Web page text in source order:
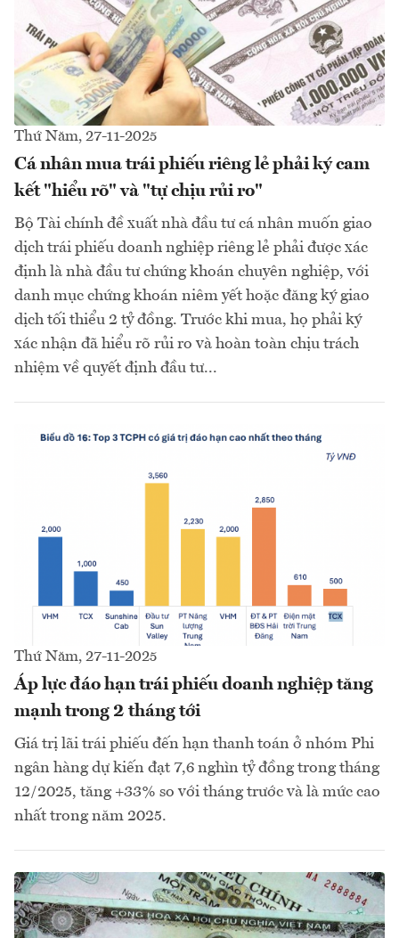
Thứ Năm, 27-11-2025
Cá nhân mua trái phiếu riêng lẻ phải ký cam
kết "hiểu rõ" và "tự chịu rủi ro"
Bộ Tài chính đề xuất nhà đầu tư cá nhân muốn giao
dịch trái phiếu doanh nghiệp riêng lẻ phải được xác
định là nhà đầu tư chứng khoán chuyên nghiệp, với
danh mục chứng khoán niêm yết hoặc đăng ký giao
dịch tối thiểu 2 tỷ đồng. Trước khi mua, họ phải ký
xác nhận đã hiểu rõ rủi ro và hoàn toàn chịu trách
nhiệm về quyết định đầu tư...
Thứ Năm, 27-11-2025
Áp lực đáo hạn trái phiếu doanh nghiệp tăng
mạnh trong 2 tháng tới
Giá trị lãi trái phiếu đến hạn thanh toán ở nhóm Phi
ngân hàng dự kiến đạt 7,6 nghìn tỷ đồng trong tháng
12/2025, tăng +33% so với tháng trước và là mức cao
nhất trong năm 2025.